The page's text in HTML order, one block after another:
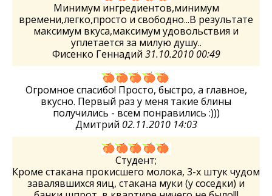
Минимум ингредиентов,минимум
времени,легко,просто и свободно...В результате
максимум вкуса,максимум удовольствия и
уплетается за милую душу..
Фисенко Геннадий 31.10.2010 00:49
Огромное спасибо! Просто, быстро, а главное,
вкусно. Первый раз у меня такие блины
получились - всем понравились :)))
Дмитрий 02.11.2010 14:03
Студент;
Кроме стакана прокисшего молока, 3-х штук чудом
завалявшихся яиц, стакана муки (у соседки) и